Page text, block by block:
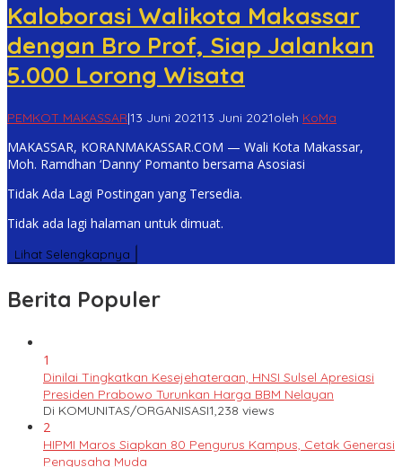
Kaloborasi Walikota Makassar
dengan Bro Prof, Siap Jalankan
5.000 Lorong Wisata
PEMKOT MAKASSAR|13 Juni 202113 Juni 2021oleh KoMa
MAKASSAR, KORANMAKASSAR.COM — Wali Kota Makassar,
Moh. Ramdhan ‘Danny’ Pomanto bersama Asosiasi
Tidak Ada Lagi Postingan yang Tersedia.
Tidak ada lagi halaman untuk dimuat.
Lihat Selengkapnya
Berita Populer
1
Dinilai Tingkatkan Kesejehateraan, HNSI Sulsel Apresiasi
Presiden Prabowo Turunkan Harga BBM Nelayan
Di KOMUNITAS/ORGANISASI1,238 views
2
HIPMI Maros Siapkan 80 Pengurus Kampus, Cetak Generasi
Pengusaha Muda